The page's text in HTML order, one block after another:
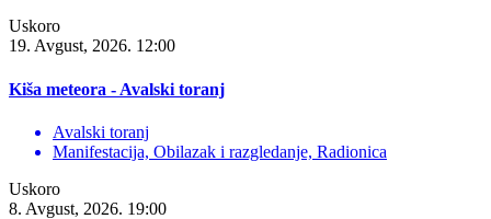
Uskoro
19. Avgust, 2026. 12:00
Kiša meteora - Avalski toranj
Avalski toranj
Manifestacija, Obilazak i razgledanje, Radionica
Uskoro
8. Avgust, 2026. 19:00